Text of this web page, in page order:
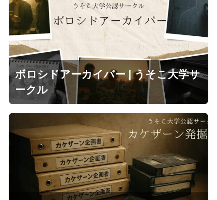
ボロシドアーカイバー | うそこ大学サ
ークル